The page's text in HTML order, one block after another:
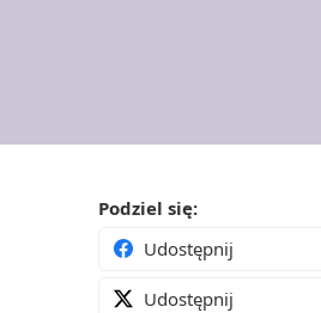
Podziel się:
Udostępnij
Udostępnij